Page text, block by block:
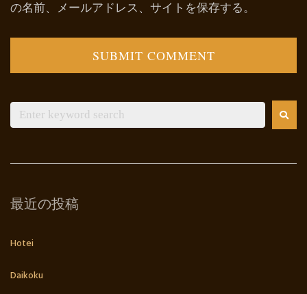
の名前、メールアドレス、サイトを保存する。
最近の投稿
Hotei
Daikoku